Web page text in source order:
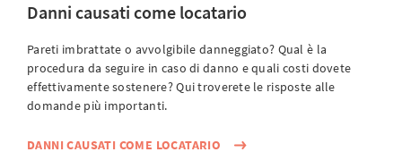
Danni causati come locatario
Pareti imbrattate o avvolgibile danneggiato? Qual è la
procedura da seguire in caso di danno e quali costi dovete
effettivamente sostenere? Qui troverete le risposte alle
domande più importanti.
DANNI CAUSATI COME LOCATARIO